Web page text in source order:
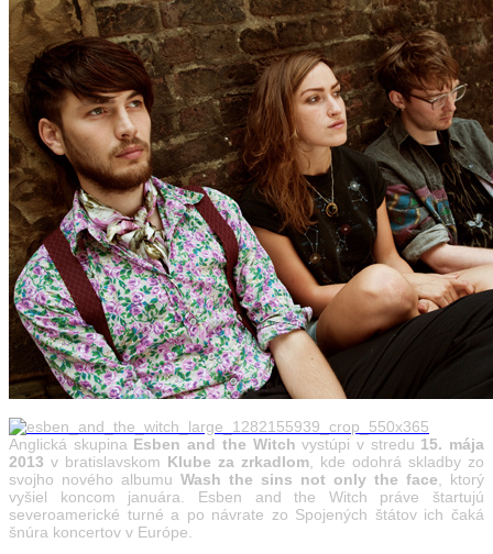
Anglická skupina Esben and the Witch vystúpi v stredu 15. mája
2013 v bratislavskom Klube za zrkadlom , kde odohrá skladby zo
svojho nového albumu Wash the sins not only the face , ktorý
vyšiel koncom januára. Esben and the Witch práve štartujú
severoamerické turné a po návrate zo Spojených štátov ich čaká
šnúra koncertov v Európe.